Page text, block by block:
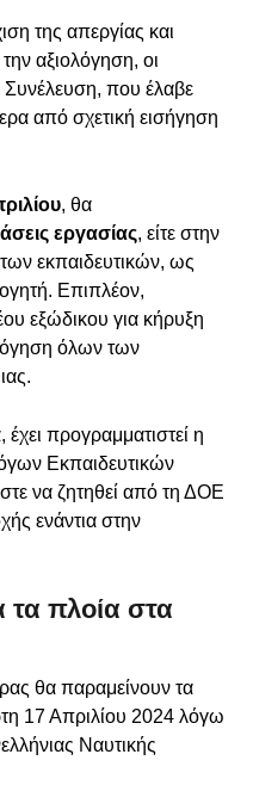
της απεργίας και
αξιολόγηση, οι
που έλαβε
από σχετική εισήγηση
, θα
εργασίας, είτε στην
εκπαιδευτικών, ως
Επιπλέον,
εξώδικου για κήρυξη
όλων των
προγραμματιστεί η
Εκπαιδευτικών
να ζητηθεί από τη ΔΟΕ
ενάντια στην
πλοία στα
θα παραμείνουν τα
17 Απριλίου 2024 λόγω
Ναυτικής